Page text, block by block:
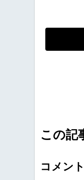
この記
コメン